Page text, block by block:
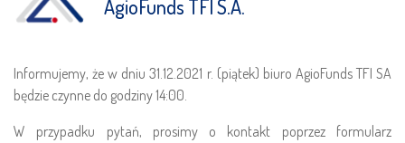
AgioFunds TFI S.A.
Informujemy, że w dniu 31.12.2021 r. (piątek) biuro AgioFunds TFI SA
będzie czynne do godziny 14:00.
W przypadku pytań, prosimy o kontakt poprzez formularz